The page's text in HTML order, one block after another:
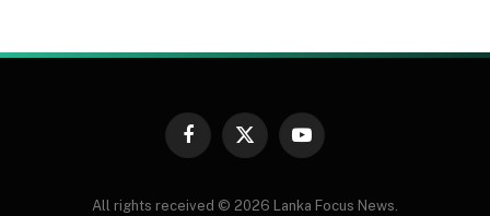
Facebook
X
YouTube
All rights received © 2026 Lanka Focus News.